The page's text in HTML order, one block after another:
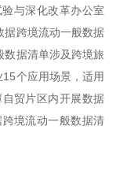
与深化改革办公室
据跨境流动一般数据
数据清单涉及跨境旅
个应用场景，适用
贸片区内开展数据
境流动一般数据清